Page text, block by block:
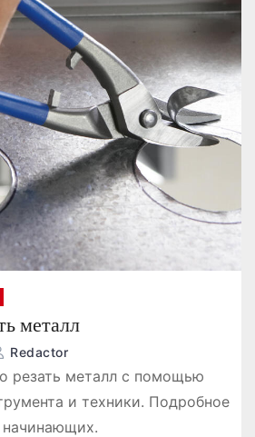
металл
Redactor
резать металл с помощью
и техники. Подробное
начинающих.